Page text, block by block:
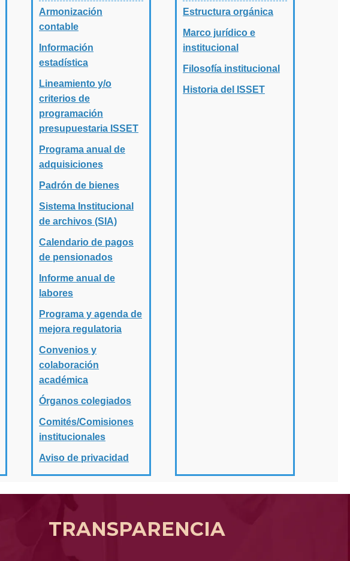
Armonización
contable
Información
estadística
Lineamiento y/o
criterios de
programación
presupuestaria ISSET
Programa anual de
adquisiciones
Padrón de bienes
Sistema Institucional
de archivos (SIA)
Calendario de pagos
de pensionados
Informe anual de
labores
Programa y agenda de
mejora regulatoria
Convenios y
colaboración
académica
Órganos colegiados
Comités/Comisiones
institucionales
Aviso de privacidad
Estructura orgánica
Marco jurídico e
institucional
Filosofía institucional
Historia del ISSET
TRANSPARENCIA